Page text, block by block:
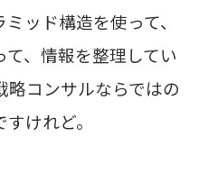
ッド構造を使って、
、情報を整理してい
略コンサルならではの
けれど。